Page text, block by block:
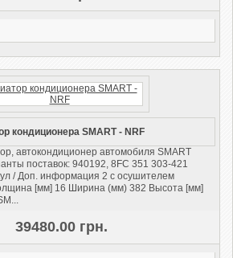
кондиционера SMART - NRF
автокондиционер автомобиля SMART
поставок: 940192, 8FC 351 303-421
/ Доп. информация 2 с осушителем
[мм] 16 Ширина (мм) 382 Высота [мм]
39480.00 грн.